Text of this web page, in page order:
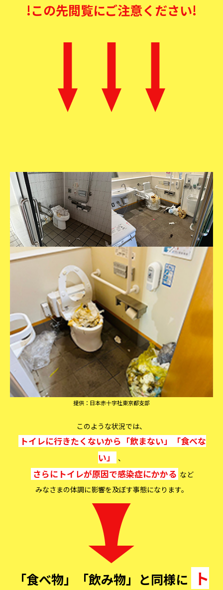
!この先閲覧にご注意ください!
提供：日本赤十字社東京都支部
このような状況では、
トイレに行きたくないから「飲まない」「食べな
い」
、
さらにトイレが原因で感染症にかかる など
みなさまの体調に影響を及ぼす事態になります。
「食べ物」「飲み物」と同様に
ト